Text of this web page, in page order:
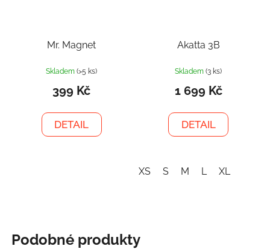
Mr. Magnet
Skladem(>5 ks)
399 Kč
DETAIL
Akatta 3B
Skladem (3 ks)
1 699 Kč
DETAIL
XS S M L XL
Podobné produkty